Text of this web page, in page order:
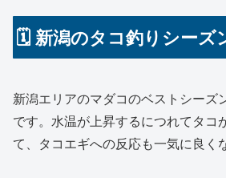
🗓 新潟のタコ釣りシーズ
新潟エリアのマダコのベストシーズ
です。水温が上昇するにつれてタコ
て、タコエギへの反応も一気に良く